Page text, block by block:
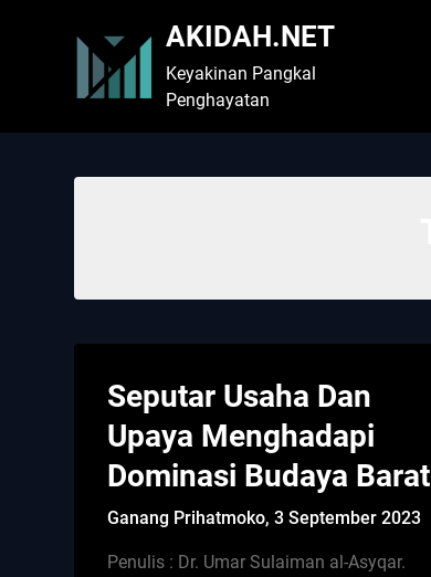
AKIDAH.NET
Keyakinan Pangkal
Penghayatan
Seputar Usaha Dan
Upaya Menghadapi
Dominasi Budaya Barat
Ganang Prihatmoko,3 September 2023
Penulis : Dr. Umar Sulaiman al-Asyqar.